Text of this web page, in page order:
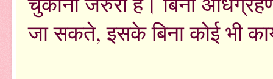
जा सकते, इसके बिना कोई भी